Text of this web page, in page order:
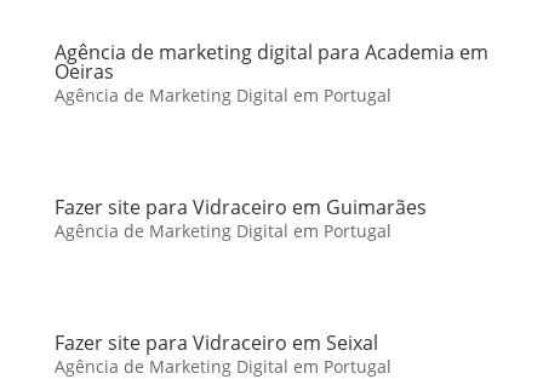
Agência de marketing digital para Academia em
Oeiras
Agência de Marketing Digital em Portugal
Fazer site para Vidraceiro em Guimarães
Agência de Marketing Digital em Portugal
Fazer site para Vidraceiro em Seixal
Agência de Marketing Digital em Portugal